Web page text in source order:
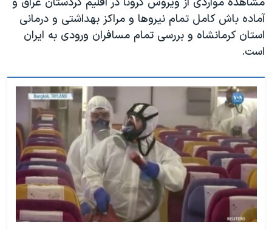
آماده باش کامل تمام نیروها و مراکز بهداشتی و درمانی
استان کرمانشاه و بررسی تمام مسافران ورودی به ایران
است.